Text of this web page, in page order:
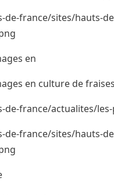
france/sites/hauts-
en
en culture de
france/actualites/
france/sites/hauts-